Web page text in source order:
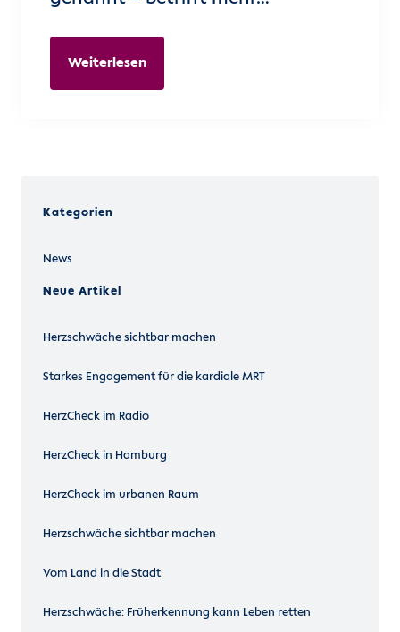
Weiterlesen
Kategorien
News
Neue Artikel
Herzschwäche sichtbar machen
Starkes Engagement für die kardiale MRT
HerzCheck im Radio
HerzCheck in Hamburg
HerzCheck im urbanen Raum
Herzschwäche sichtbar machen
Vom Land in die Stadt
Herzschwäche: Früherkennung kann Leben retten